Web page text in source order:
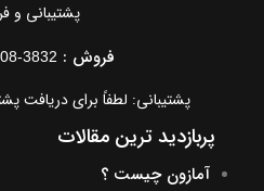
پشتیبانی و
فروش : 3832
پشتیبانی: لطفاً برای دریافت
پربازدید ترین مقالات
آمازون چیست ؟